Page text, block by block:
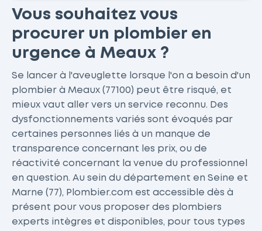
Vous souhaitez vous
procurer un plombier en
urgence à Meaux ?
Se lancer à l'aveuglette lorsque l'on a besoin d'un
plombier à Meaux (77100) peut être risqué, et
mieux vaut aller vers un service reconnu. Des
dysfonctionnements variés sont évoqués par
certaines personnes liés à un manque de
transparence concernant les prix, ou de
réactivité concernant la venue du professionnel
en question. Au sein du département en Seine et
Marne (77), Plombier.com est accessible dès à
présent pour vous proposer des plombiers
experts intègres et disponibles, pour tous types